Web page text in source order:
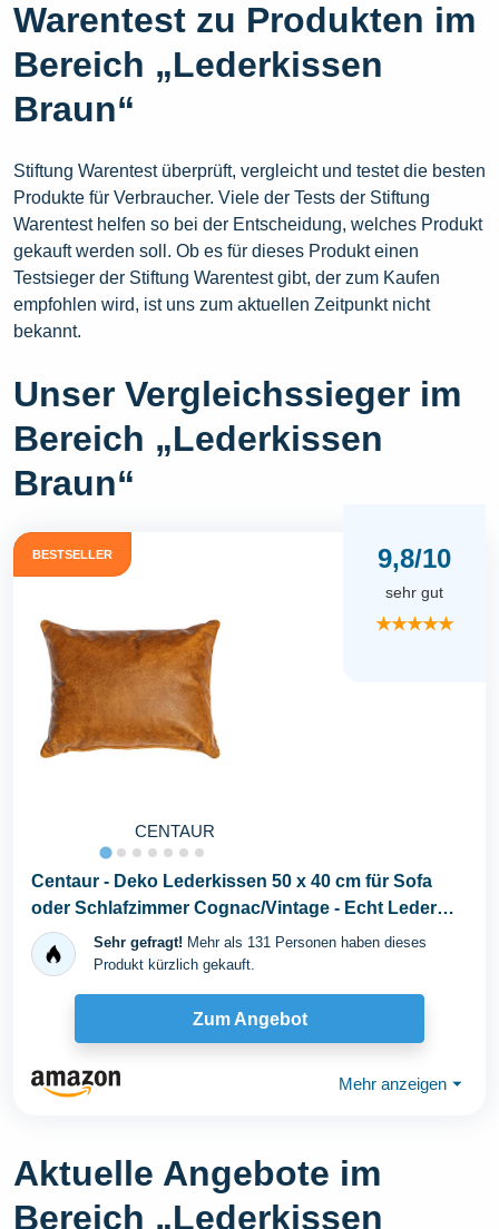
Warentest zu Produkten im
Bereich „Lederkissen
Braun“
Stiftung Warentest überprüft, vergleicht und testet die besten
Produkte für Verbraucher. Viele der Tests der Stiftung
Warentest helfen so bei der Entscheidung, welches Produkt
gekauft werden soll. Ob es für dieses Produkt einen
Testsieger der Stiftung Warentest gibt, der zum Kaufen
empfohlen wird, ist uns zum aktuellen Zeitpunkt nicht
bekannt.
Unser Vergleichssieger im
Bereich „Lederkissen
Braun“
BESTSELLER
CENTAUR
9,8/10
sehr gut
★★★★★
Centaur - Deko Lederkissen 50 x 40 cm für Sofa
oder Schlafzimmer Cognac/Vintage - Echt Leder
Kissen...Sehr gefragt! Mehr als 131 Personen haben dieses
Produkt kürzlich gekauft.
Zum Angebot
Mehr anzeigen ⏷
Aktuelle Angebote im
Bereich „Lederkissen